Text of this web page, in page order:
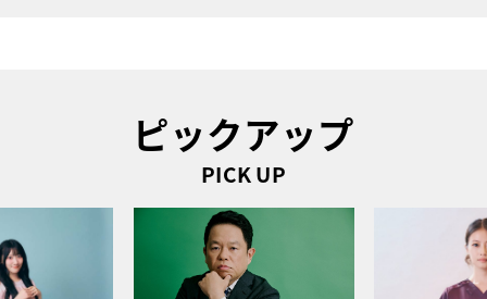
ピックアップ
PICK UP